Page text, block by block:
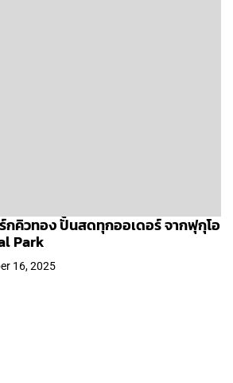
กคิวทอง ปั้นสดทุกออเดอร์ จากฟุกุโอ
Park
16, 2025